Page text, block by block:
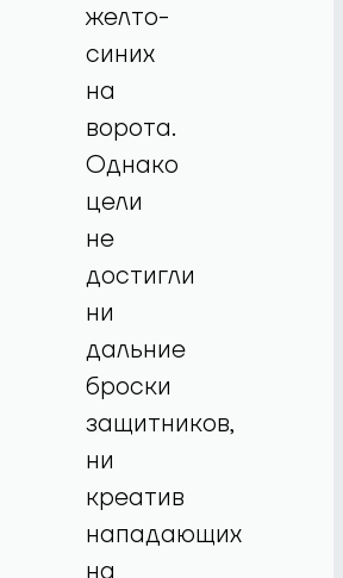
желто-
синих
на
ворота.
Однако
цели
не
достигли
ни
дальние
броски
защитников,
ни
креатив
нападающих